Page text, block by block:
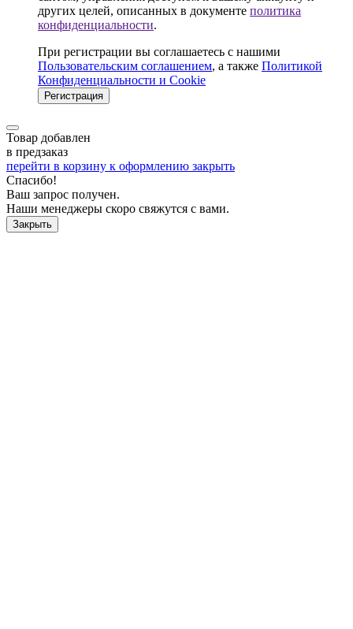
других целей, описанных в документе политика
конфиденциальности.
При регистрации вы соглашаетесь с нашими
Пользовательским соглашением, а также Политикой
Конфиденциальности и Cookie
Регистрация
Товар добавлен
в предзаказ
перейти в корзину к оформлению закрыть
Спасибо!
Ваш запрос получен.
Наши менеджеры скоро свяжутся с вами.
Закрыть